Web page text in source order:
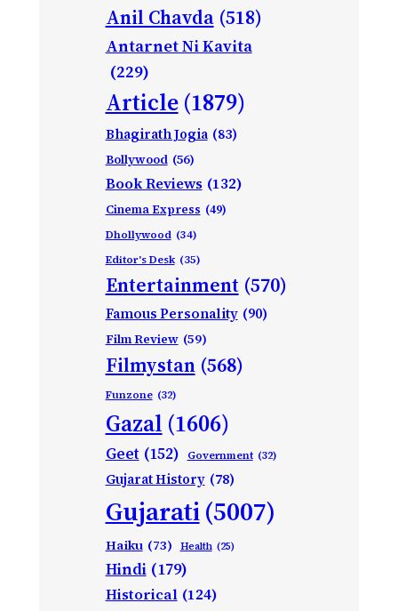
Anil Chavda (518)
Antarnet Ni Kavita
(229)
Article (1879)
Bhagirath Jogia (83)
Bollywood (56)
Book Reviews (132)
Cinema Express (49)
Dhollywood (34)
Editor's Desk (35)
Entertainment (570)
Famous Personality (90)
Film Review (59)
Filmystan (568)
Funzone (32)
Gazal (1606)
Geet (152) Government (32)
Gujarat History (78)
Gujarati(5007)
Haiku (73) Health (25)
Hindi (179)
Historical (124)